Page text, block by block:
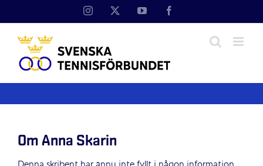
Instagram YouTube
Om Anna Skarin